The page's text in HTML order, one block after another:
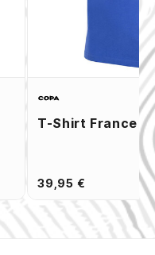
T-Shirt France
39,95 €